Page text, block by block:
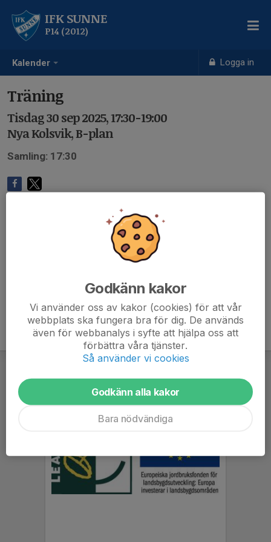
Kalender Logga in
IFK SUNNE
P14 (2012)
Träning
Tisdag 30 sep 2025, 17:30-19:00
Nya Kolsvik, B-plan
Samling: 17:30
Godkänn kakor
Vi använder oss av kakor (cookies) för att vår
webbplats ska fungera bra för dig. De används
även för webbanalys i syfte att hjälpa oss att
förbättra våra tjänster.
Så använder vi cookies
Godkänn alla kakor
Bara nödvändiga